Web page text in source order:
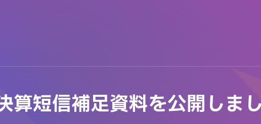
短信補足資料を公開しま